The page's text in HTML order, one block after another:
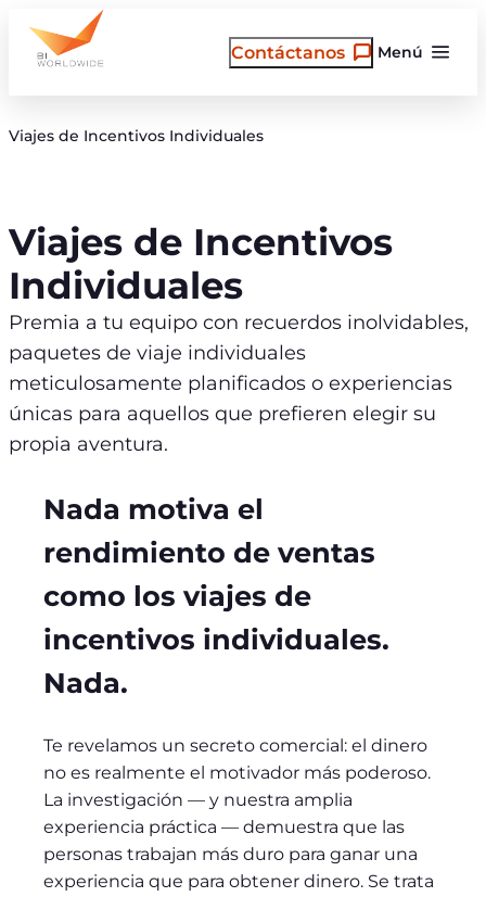
Menú
Contáctanos
Viajes de Incentivos Individuales
Viajes de Incentivos
Individuales
Premia a tu equipo con recuerdos inolvidables,
paquetes de viaje individuales
meticulosamente planificados o experiencias
únicas para aquellos que prefieren elegir su
propia aventura.
Nada motiva el
rendimiento de ventas
como los viajes de
incentivos individuales.
Nada.
Te revelamos un secreto comercial: el dinero
no es realmente el motivador más poderoso.
La investigación — y nuestra amplia
experiencia práctica — demuestra que las
personas trabajan más duro para ganar una
experiencia que para obtener dinero. Se trata